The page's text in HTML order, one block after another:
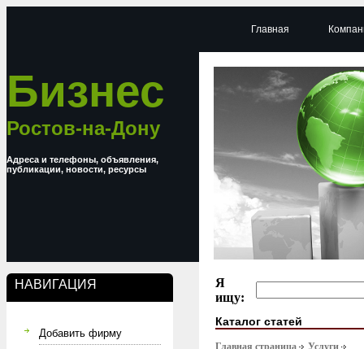
Бизнес
Ростов-на-Дону
Адреса и телефоны, объявления,
публикации, новости, ресурсы
НАВИГАЦИЯ
Добавить фирму
Главная
Я
ищу:
Каталог статей